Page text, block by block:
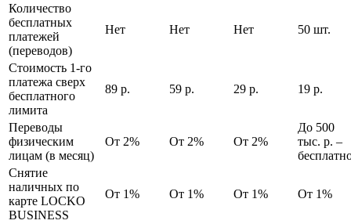
Количество
бесплатных
платежей
(переводов)
Нет Нет Нет 50 шт.
Стоимость 1-го
платежа сверх
бесплатного
лимита
89 р. 59 р. 29 р. 19 р.
Переводы
физическим
лицам (в месяц)
От 2% От 2% От 2%
До 500
тыс. р. ‒
Снятие
наличных по
карте LOCKO
BUSINESS
От 1% От 1% От 1% От 1%